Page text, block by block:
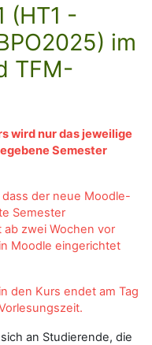
(HT1 -
im
TFM-
wird nur das jeweilige
Semester
der neue Moodle-
Semester
zwei Wochen vor
Moodle eingerichtet
den Kurs endet am Tag
an Studierende, die